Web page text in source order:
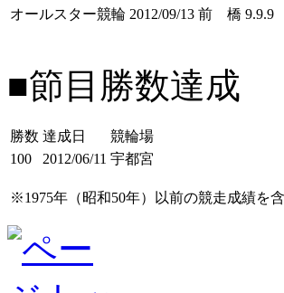
オールスター競輪 2012/09/13 前 橋 9.9.9
■節目勝数達成
勝数 達成日
競輪場
100
2012/06/11 宇都宮
※1975年（昭和50年）以前の競走成績を含